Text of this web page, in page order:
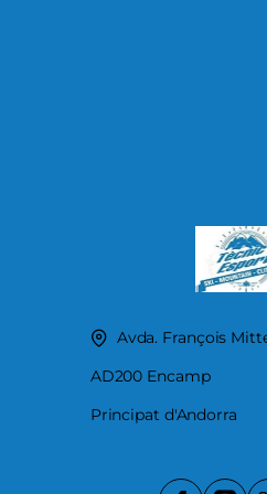
Avda. François
AD200 Encamp
Principat d'Andorra